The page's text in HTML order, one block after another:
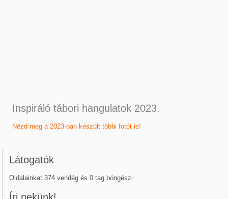
Inspiráló tábori hangulatok 2023.
Nézd meg a 2023-ban készült többi fotót is!
Látogatók
Oldalainkat 374 vendég és 0 tag böngészi